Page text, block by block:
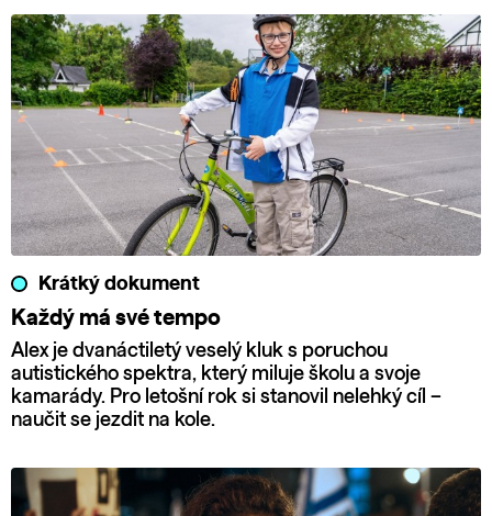
Krátký dokument
Každý má své tempo
Alex je dvanáctiletý veselý kluk s poruchou
autistického spektra, který miluje školu a svoje
kamarády. Pro letošní rok si stanovil nelehký cíl –
naučit se jezdit na kole.